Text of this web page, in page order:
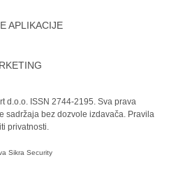
APLIKACIJE
d.o.o. ISSN 2744-2195. Sva prava
sadržaja bez dozvole izdavača. Pravila
privatnosti.
Sikra Security